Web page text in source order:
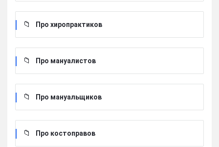
Про хиропрактиков
Про мануалистов
Про мануальщиков
Про костоправов